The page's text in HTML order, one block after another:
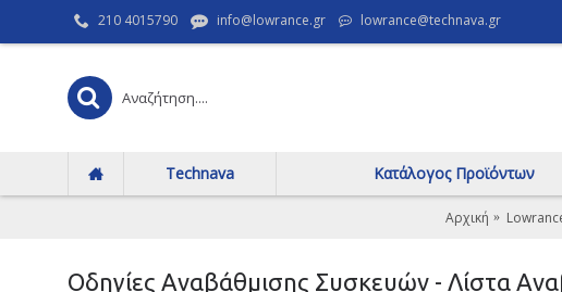
210 4015790 info@lowrance.gr lowrance@technava.gr
Technava Κατάλογος Προϊόντων
Αρχική
Οδηγίες Αναβάθμισης Συσκευών - Λίστα